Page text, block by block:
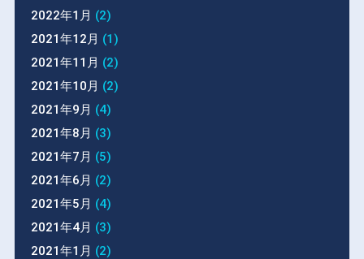
2022年1月 (2)
2021年12月 (1)
2021年11月 (2)
2021年10月 (2)
2021年9月 (4)
2021年8月 (3)
2021年7月 (5)
2021年6月 (2)
2021年5月 (4)
2021年4月 (3)
2021年1月 (2)